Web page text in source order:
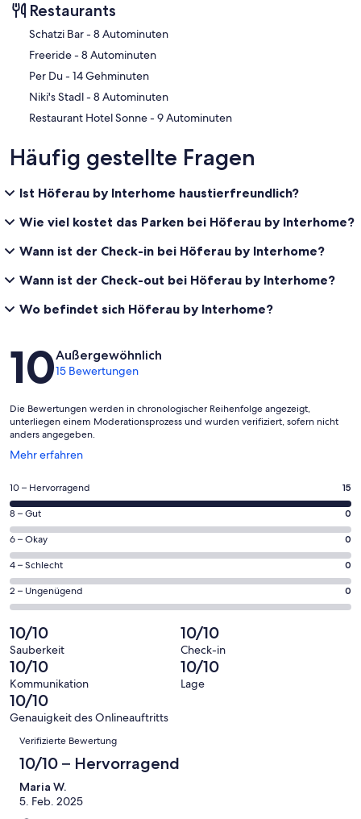
Restaurants
‪Schatzi Bar - ‬8 Autominuten
‪Freeride - ‬8 Autominuten
‪Per Du - ‬14 Gehminuten
‪Niki's Stadl - ‬8 Autominuten
‪Restaurant Hotel Sonne - ‬9 Autominuten
Häufig gestellte Fragen
Ist Höferau by Interhome haustierfreundlich?
Wie viel kostet das Parken bei Höferau by Interhome?
Wann ist der Check-in bei Höferau by Interhome?
Wann ist der Check-out bei Höferau by Interhome?
Wo befindet sich Höferau by Interhome?
Bewertungen
10Außergewöhnlich
15 Bewertungen
Die Bewertungen werden in chronologischer Reihenfolge angezeigt,
unterliegen einem Moderationsprozess und wurden verifiziert, sofern nicht
anders angegeben.
Mehr erfahren
Wird
einem
neuen
Fenster
geöffnet
15
von
insgesamt
15
Gästebewertungen
haben
eine
Bewertung
von
10
-
Hervorragend
10 – Hervorragend 15
0
von
insgesamt
15
Gästebewertungen
haben
Bewertung
von
8
-
Gut
8 – Gut 0
0
von
insgesamt
15
Gästebewertungen
haben
eine
Bewertung
von
6
-
Okay
6 – Okay 0
0
von
insgesamt
Gästebewertungen
haben
eine
Bewertung
von
4
4 – Schlecht 0
0
von
insgesamt
15
Gästebewertungen
haben
eine
Bewertung
2 – Ungenügend 0
10/10
Sauberkeit
10/10
Check-in
10/10
Kommunikation
10/10
Lage
10/10
Genauigkeit des Onlineauftritts
Bewertungen
Verifizierte Bewertung
10/10 – Hervorragend
Maria W.
5. Feb. 2025